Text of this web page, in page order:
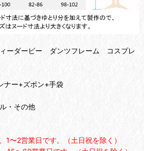
ーダービー ダンツフレーム コスプレ
ナー+ズボン+手袋
・その他
1〜2営業日です。（土日祝を除く）